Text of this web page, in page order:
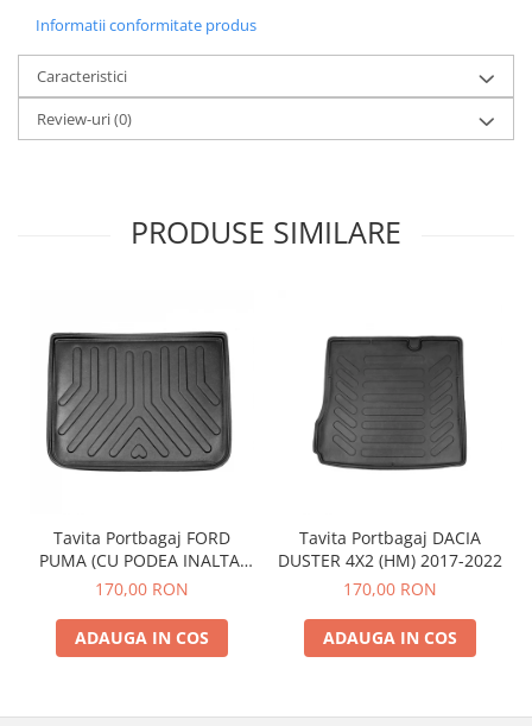
Accesorii Camioane
Marcaje si Echipamente de
Siguranta
Accesorii Cabina Camion
Echipamente ADR si Utilitare
Aditivi Combustibil
Aditivi Ulei Motor
Aditivi DPF, Sistem Racire si
Servodirectie
Antigel
Produse Intretinere si Detailing
Lubrifianti si Spray-uri de Curatare
Curatare si Detailing Interior
Vopsitorie, Chituri si Adezivi
Articole Auto Sezoniere
Informatii conformitate produs
Caracteristici
Review-uri(0)
PRODUSE SIMILARE
Tavita Portbagaj FORD
PUMA (CU PODEA INALTA)
2019-
170,00 RON
ADAUGA IN COS
Tavita Portbagaj DACIA
DUSTER 4X2 (HM) 2017-2022
170,00 RON
ADAUGA IN COS